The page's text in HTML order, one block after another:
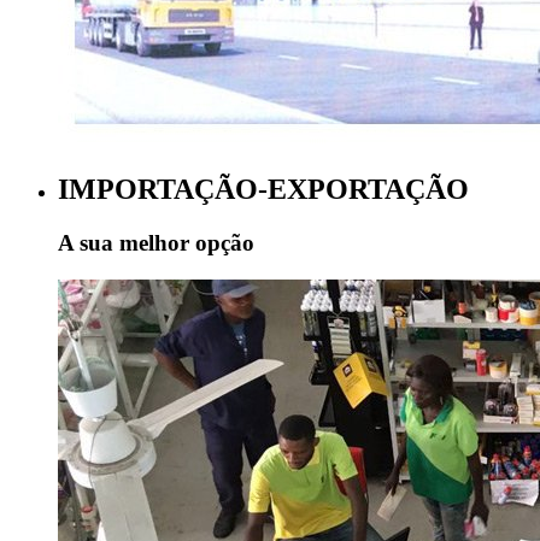
IMPORTAÇÃO-EXPORTAÇÃO
A sua melhor opção